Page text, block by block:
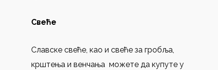
Свеће
Славске свеће, као и свеће за гробља,
крштења и венчања можете да купуте у